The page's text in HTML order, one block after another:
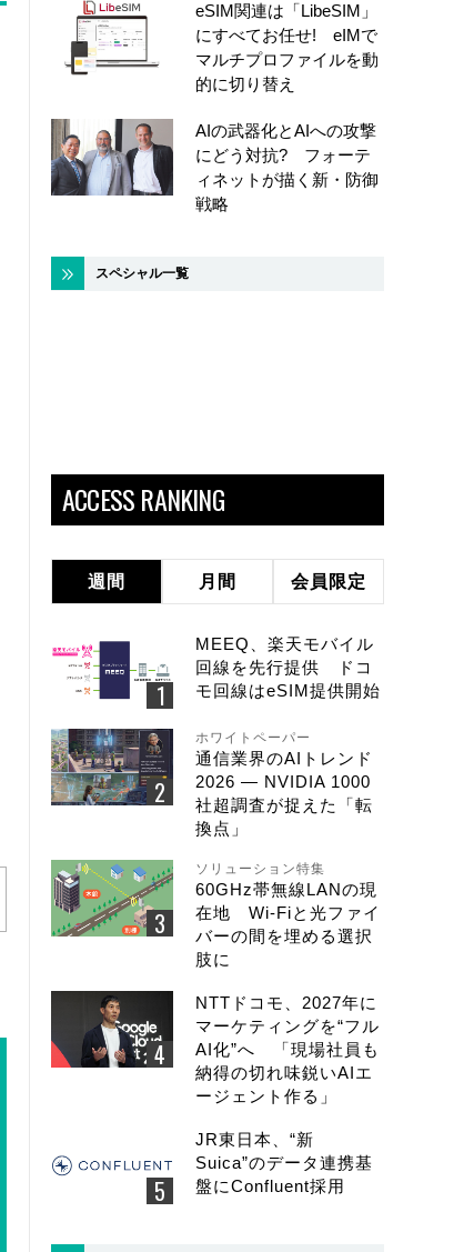
eSIM関連は「LibeSIM」
にすべてお任せ! eIMで
マルチプロファイルを動
的に切り替え
AIの武器化とAIへの攻撃
にどう対抗? フォーテ
ィネットが描く新・防御
戦略
スペシャル一覧
ACCESS RANKING
週間 月間 会員限定
MEEQ、楽天モバイル
回線を先行提供 ドコ
モ回線はeSIM提供開始
ホワイトペーパー
通信業界のAIトレンド
2026 ― NVIDIA 1000
社超調査が捉えた「転
換点」
ソリューション特集
60GHz帯無線LANの現
在地 Wi-Fiと光ファイ
バーの間を埋める選択
肢に
NTTドコモ、2027年に
マーケティングを“フル
AI化”へ 「現場社員も
納得の切れ味鋭いAIエ
ージェント作る」
JR東日本、“新
Suica”のデータ連携基
盤にConfluent採用